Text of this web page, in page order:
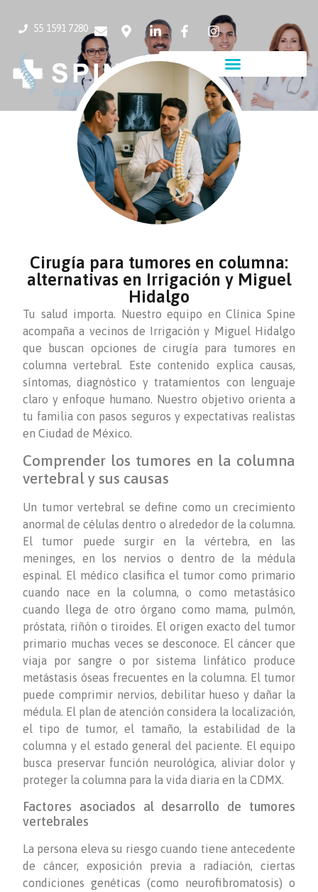
55 1591 7280
Cirugía para tumores en columna:
alternativas en Irrigación y Miguel
Hidalgo
Tu salud importa. Nuestro equipo en Clínica Spine
acompaña a vecinos de Irrigación y Miguel Hidalgo
que buscan opciones de cirugía para tumores en
columna vertebral. Este contenido explica causas,
síntomas, diagnóstico y tratamientos con lenguaje
claro y enfoque humano. Nuestro objetivo orienta a
tu familia con pasos seguros y expectativas realistas
en Ciudad de México.
Comprender los tumores en la columna
vertebral y sus causas
Un tumor vertebral se define como un crecimiento
anormal de células dentro o alrededor de la columna.
El tumor puede surgir en la vértebra, en las
meninges, en los nervios o dentro de la médula
espinal. El médico clasifica el tumor como primario
cuando nace en la columna, o como metastásico
cuando llega de otro órgano como mama, pulmón,
próstata, riñón o tiroides. El origen exacto del tumor
primario muchas veces se desconoce. El cáncer que
viaja por sangre o por sistema linfático produce
metástasis óseas frecuentes en la columna. El tumor
puede comprimir nervios, debilitar hueso y dañar la
médula. El plan de atención considera la localización,
el tipo de tumor, el tamaño, la estabilidad de la
columna y el estado general del paciente. El equipo
busca preservar función neurológica, aliviar dolor y
proteger la columna para la vida diaria en la CDMX.
Factores asociados al desarrollo de tumores
vertebrales
La persona eleva su riesgo cuando tiene antecedente
de cáncer, exposición previa a radiación, ciertas
condiciones genéticas (como neurofibromatosis) o